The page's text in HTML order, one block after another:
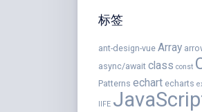
标签
ant-design-vue Array
async/await class const
Patterns echart echarts
IIFE